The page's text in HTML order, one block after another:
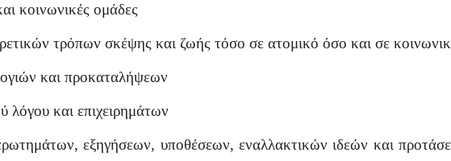
κοινωνικές ομάδες
τρόπων σκέψης και ζωής τόσο σε ατομικό όσο και σε
και προκαταλήψεων
λόγου και επιχειρημάτων
εξηγήσεων, υποθέσεων, εναλλακτικών ιδεών και